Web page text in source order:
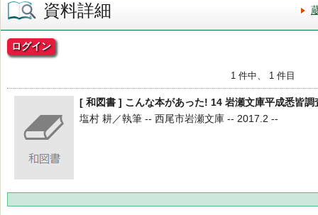
資料詳細
ログイン
1 件中、 1 件目
[ 和図書 ] こんな本があった! 14 岩瀬文庫平成悉皆調
塩村 耕／執筆 -- 西尾市岩瀬文庫 -- 2017.2 --